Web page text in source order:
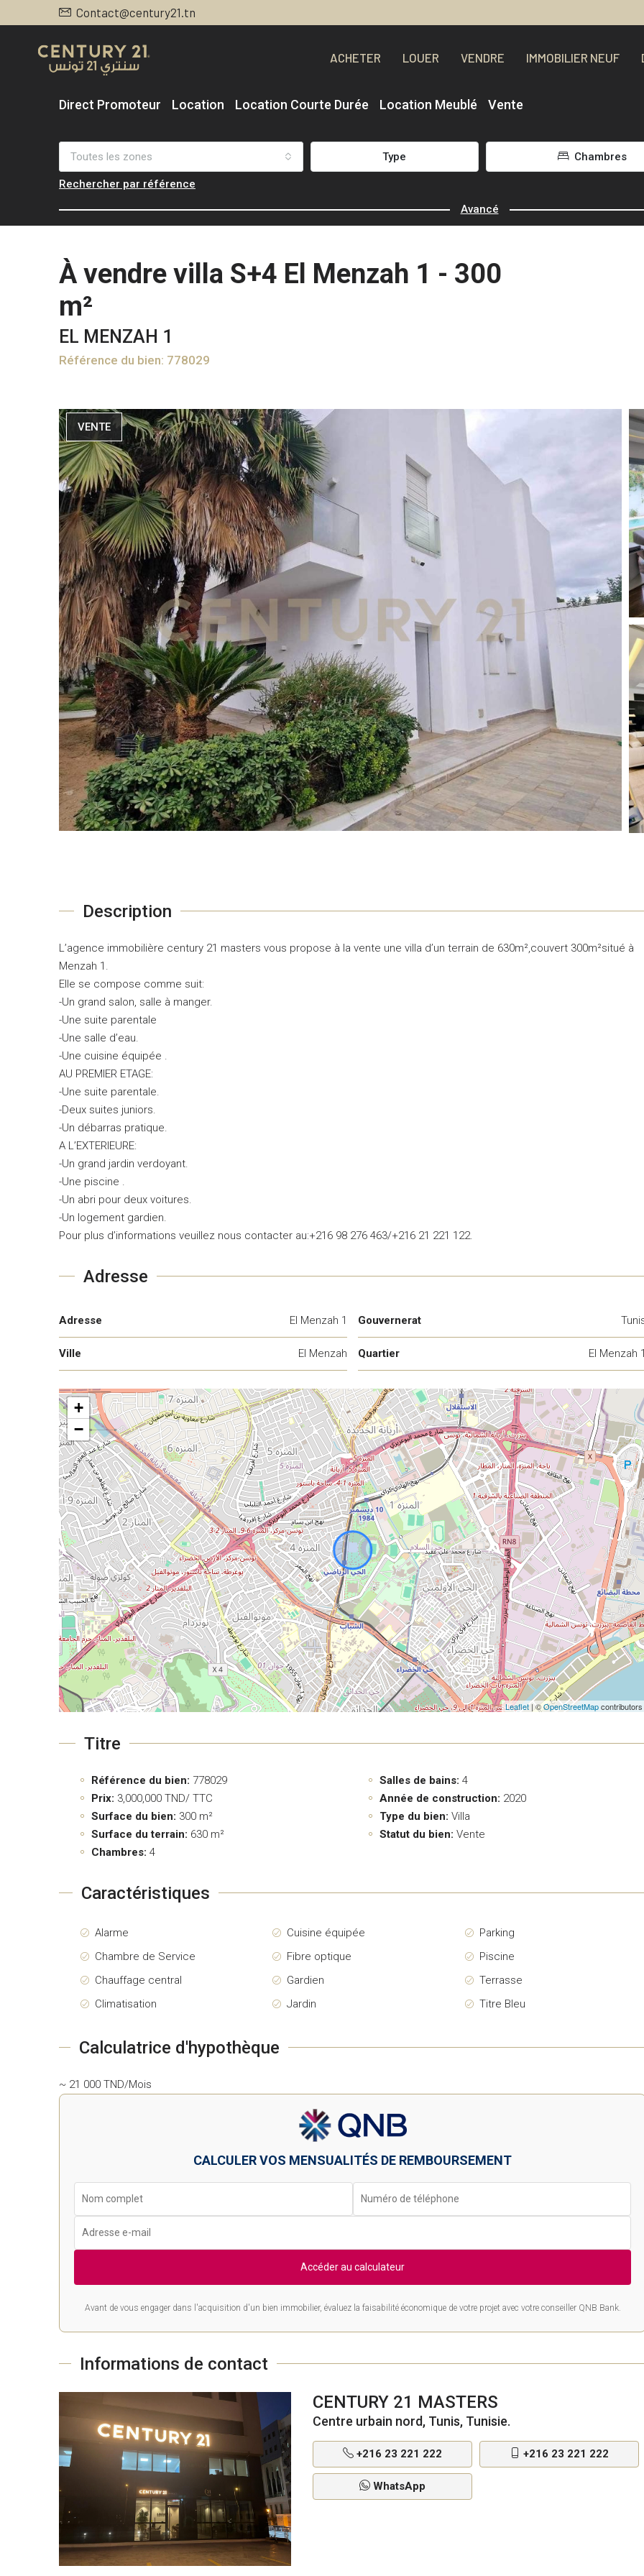
Contact@century21.tn
ACHETER LOUER VENDRE IMMOBILIER NEUF
Direct Promoteur Location Location Courte Durée Location Meublé Vente
Toutes les zones Type Chambres
Rechercher par référence
Avancé
À vendre villa S+4 El Menzah 1 - 300
m²
EL MENZAH 1
Référence du bien: 778029
VENTE
Description
L’agence immobilière century 21 masters vous propose à la vente une villa d’un terrain de 630m²,couvert 300m²situé à
Menzah 1.
Elle se compose comme suit:
-Un grand salon, salle à manger.
-Une suite parentale
-Une salle d’eau.
-Une cuisine équipée .
AU PREMIER ETAGE:
-Une suite parentale.
-Deux suites juniors.
-Un débarras pratique.
A L’EXTERIEURE:
-Un grand jardin verdoyant.
-Une piscine .
-Un abri pour deux voitures.
-Un logement gardien.
Pour plus d’informations veuillez nous contacter au:+216 98 276 463/+216 21 221 122.
Adresse
Adresse El Menzah 1
Ville El Menzah
Gouvernerat
Quartier El Menzah
+
−
Leaflet | ©OpenStreetMapcontributors
Titre
Référence du bien: 778029
Prix: 3,000,000 TND/ TTC
Surface du bien: 300 m²
Surface du terrain: 630 m²
Chambres: 4
Salles de bains: 4
Année de construction: 2020
Type du bien: Villa
Statut du bien: Vente
Caractéristiques
Alarme
Chambre de Service
Chauffage central
Climatisation
Cuisine équipée
Fibre optique
Gardien
Jardin
Parking
Piscine
Terrasse
Titre Bleu
Calculatrice d'hypothèque
~ 21 000 TND/Mois
CALCULER VOS MENSUALITÉS DE REMBOURSEMENT
Accéder au calculateur
Avant de vous engager dans l'acquisition d'un bien immobilier, évaluez la faisabilité économique de votre projet avec votre conseiller QNB Bank.
Informations de contact
CENTURY 21 MASTERS
Centre urbain nord, Tunis, Tunisie.
+216 23 221 222 +216 23 221 222
WhatsApp